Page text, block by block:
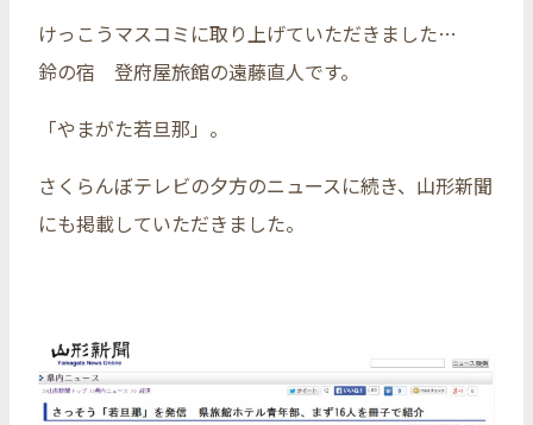
けっこうマスコミに取り上げていただきました…
鈴の宿 登府屋旅館の遠藤直人です。
「やまがた若旦那」。
さくらんぼテレビの夕方のニュースに続き、山形新聞
にも掲載していただきました。